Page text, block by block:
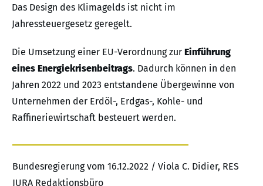
Das Design des Klimagelds ist nicht im
Jahressteuergesetz geregelt.
Die Umsetzung einer EU-Verordnung zur Einführung
eines Energiekrisenbeitrags. Dadurch können in den
Jahren 2022 und 2023 entstandene Übergewinne von
Unternehmen der Erdöl-, Erdgas-, Kohle- und
Raffineriewirtschaft besteuert werden.
Bundesregierung vom 16.12.2022 / Viola C. Didier, RES
JURA Redaktionsbüro